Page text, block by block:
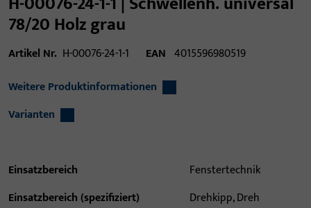
78/20 Holz grau
Artikel Nr. H-00076-24-1-1 EAN 4015596980519
Weitere Produktinformationen
Varianten
Einsatzbereich
Fenstertechnik
Einsatzbereich (spezifiziert)
Drehkipp, Dreh